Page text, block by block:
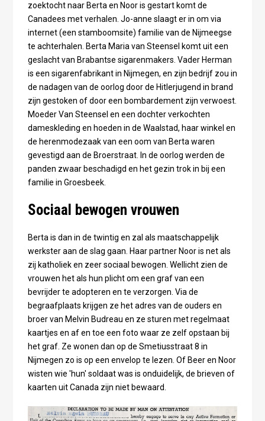
zoektocht naar Berta en Noor is gestart komt de
Canadees met verhalen. Jo-anne slaagt er in om via
internet (een stamboomsite) familie van de Nijmeegse
te achterhalen. Berta Maria van Steensel komt uit een
geslacht van Brabantse sigarenmakers. Vader Herman
is een sigarenfabrikant in Nijmegen, en zijn bedrijf zou in
de nadagen van de oorlog door de Hitlerjugend in brand
zijn gestoken of door een bombardement zijn verwoest.
Moeder Van Steensel en een dochter verkochten
dameskleding en hoeden in de Waalstad, haar winkel en
de herenmodezaak van een oom van Berta waren
gevestigd aan de Broerstraat. In de oorlog werden de
panden zwaar beschadigd en het gezin trok in bij een
familie in Groesbeek.
Sociaal bewogen vrouwen
Berta is dan in de twintig en zal als maatschappelijk
werkster aan de slag gaan. Haar partner Noor is net als
zij katholiek en zeer sociaal bewogen. Wellicht zien de
vrouwen het als hun plicht om een graf van een
bevrijder te adopteren en te verzorgen. Via de
begraafplaats krijgen ze het adres van de ouders en
broer van Melvin Budreau en ze sturen met regelmaat
kaartjes en af en toe een foto waar ze zelf opstaan bij
het graf. Ze wonen dan op de Smetiusstraat 8 in
Nijmegen zo is op een envelop te lezen. Of Beer en Noor
wisten wie 'hun' soldaat was is onduidelijk, de brieven of
kaarten uit Canada zijn niet bewaard.